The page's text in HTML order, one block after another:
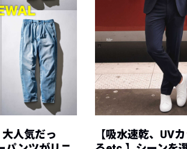
大人気だっ
【吸水速乾、UV